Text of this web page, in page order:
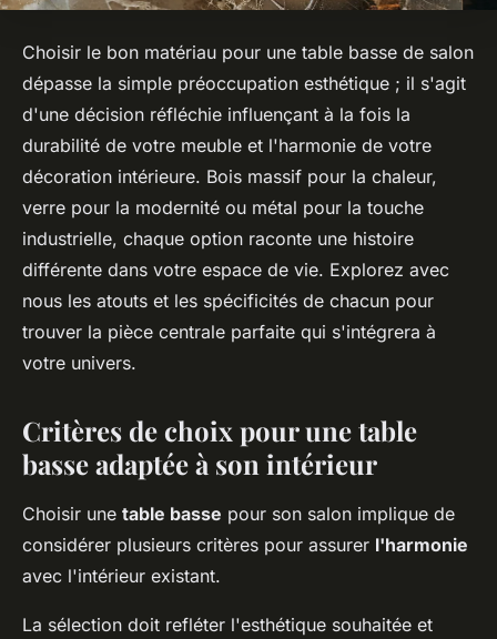
Choisir le bon matériau pour une table basse de salon
dépasse la simple préoccupation esthétique ; il s'agit
d'une décision réfléchie influençant à la fois la
durabilité de votre meuble et l'harmonie de votre
décoration intérieure. Bois massif pour la chaleur,
verre pour la modernité ou métal pour la touche
industrielle, chaque option raconte une histoire
différente dans votre espace de vie. Explorez avec
nous les atouts et les spécificités de chacun pour
trouver la pièce centrale parfaite qui s'intégrera à
votre univers.
Critères de choix pour une table
basse adaptée à son intérieur
Choisir une table basse pour son salon implique de
considérer plusieurs critères pour assurer l'harmonie
avec l'intérieur existant.
La sélection doit refléter l'esthétique souhaitée et